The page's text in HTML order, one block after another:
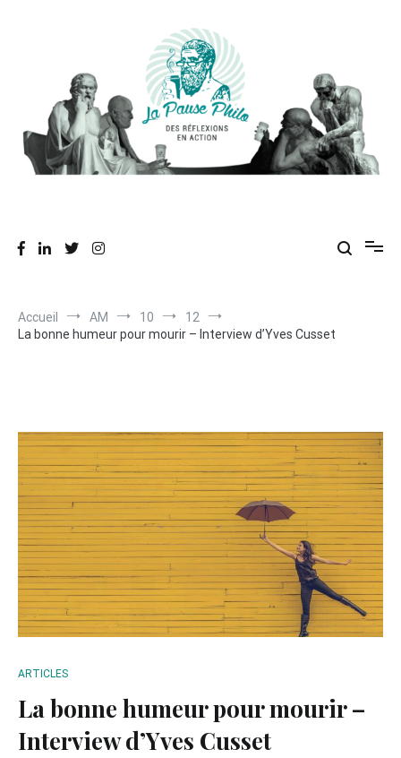
Accueil AM 10
12
La bonne humeur pour mourir – Interview d’Yves Cusset
ARTICLES
La bonne humeur pour mourir –
Interview d’Yves Cusset